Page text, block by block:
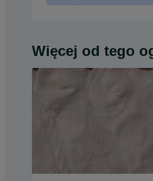
Więcej od tego